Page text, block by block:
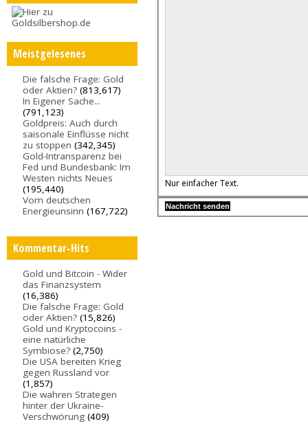
Meistgelesenes
Die falsche Frage: Gold
oder Aktien? (813,617)
In Eigener Sache...
(791,123)
Goldpreis: Auch durch
saisonale Einflüsse nicht
zu stoppen (342,345)
Gold-Intransparenz bei
Fed und Bundesbank: Im
Westen nichts Neues
(195,440)
Vom deutschen
Energieunsinn (167,722)
Kommentar-Hits
Gold und Bitcoin - Wider
das Finanzsystem
(16,386)
Die falsche Frage: Gold
oder Aktien? (15,826)
Gold und Kryptocoins -
eine natürliche
Symbiose? (2,750)
Die USA bereiten Krieg
gegen Russland vor
(1,857)
Die wahren Strategen
hinter der Ukraine-
Verschwörung (409)
Nur einfacher Text.